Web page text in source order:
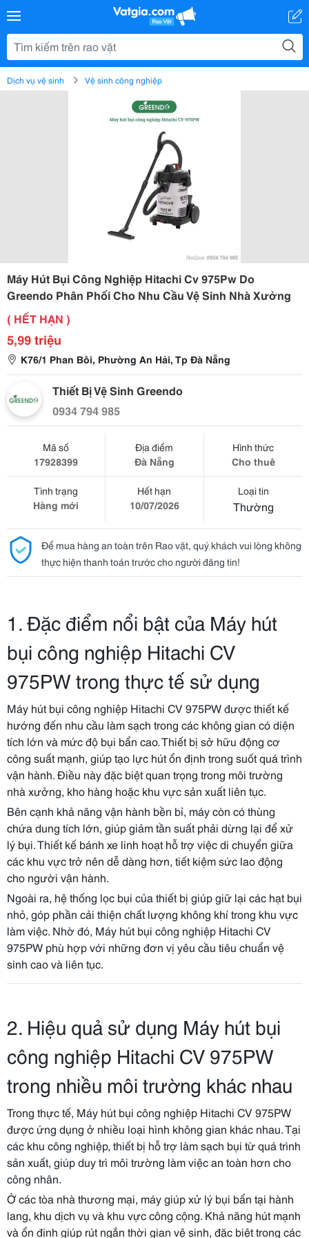
Dịch vụ vệ sinh Vệ sinh công nghiệp
Máy Hút Bụi Công Nghiệp Hitachi Cv 975Pw Do
Greendo Phân Phối Cho Nhu Cầu Vệ Sinh Nhà Xưởng
( HẾT HẠN )
5,99 triệu
K76/1 Phan Bôi, Phường An Hải, Tp Đà Nẵng
Thiết Bị Vệ Sinh Greendo
0934 794 985
Mã số
17928399
Địa điểm
Đà Nẵng
Hình thức
Cho thuê
Tình trạng
Hàng mới
Hết hạn
10/07/2026
Loại tin
Thường
Để mua hàng an toàn trên Rao vặt, quý khách vui lòng không
thực hiện thanh toán trước cho người đăng tin!
1. Đặc điểm nổi bật của Máy hút
bụi công nghiệp Hitachi CV
975PW trong thực tế sử dụng
Máy hút bụi công nghiệp Hitachi CV 975PW được thiết kế
hướng đến nhu cầu làm sạch trong các không gian có diện
tích lớn và mức độ bụi bẩn cao. Thiết bị sở hữu động cơ
công suất mạnh, giúp tạo lực hút ổn định trong suốt quá trình
vận hành. Điều này đặc biệt quan trọng trong môi trường
nhà xưởng, kho hàng hoặc khu vực sản xuất liên tục.
Bên cạnh khả năng vận hành bền bỉ, máy còn có thùng
chứa dung tích lớn, giúp giảm tần suất phải dừng lại để xử
lý bụi. Thiết kế bánh xe linh hoạt hỗ trợ việc di chuyển giữa
các khu vực trở nên dễ dàng hơn, tiết kiệm sức lao động
cho người vận hành.
Ngoài ra, hệ thống lọc bụi của thiết bị giúp giữ lại các hạt bụi
nhỏ, góp phần cải thiện chất lượng không khí trong khu vực
làm việc. Nhờ đó, Máy hút bụi công nghiệp Hitachi CV
975PW phù hợp với những đơn vị yêu cầu tiêu chuẩn vệ
sinh cao và liên tục.
2. Hiệu quả sử dụng Máy hút bụi
công nghiệp Hitachi CV 975PW
trong nhiều môi trường khác nhau
Trong thực tế, Máy hút bụi công nghiệp Hitachi CV 975PW
được ứng dụng ở nhiều loại hình không gian khác nhau. Tại
các khu công nghiệp, thiết bị hỗ trợ làm sạch bụi từ quá trình
sản xuất, giúp duy trì môi trường làm việc an toàn hơn cho
công nhân.
Ở các tòa nhà thương mại, máy giúp xử lý bụi bẩn tại hành
lang, khu dịch vụ và khu vực công cộng. Khả năng hút mạnh
và ổn định giúp rút ngắn thời gian vệ sinh, đặc biệt trong các